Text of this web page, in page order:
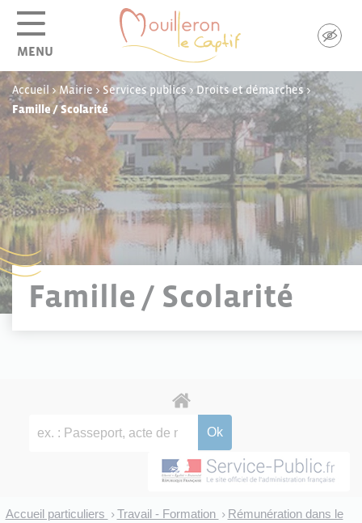
MENU
Accueil >Mairie> Services publics>Droits et démarches>
Famille / Scolarité
Famille / Scolarité
Accueil particuliers > Travail - Formation > Rémunération dans le
Panneau de gestion des cookies